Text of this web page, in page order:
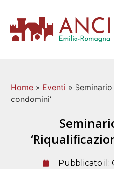
Home » Eventi »
condomini’
Pubblicato il: